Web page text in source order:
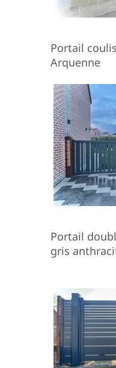
Portail
Arquenne
Portail
gris